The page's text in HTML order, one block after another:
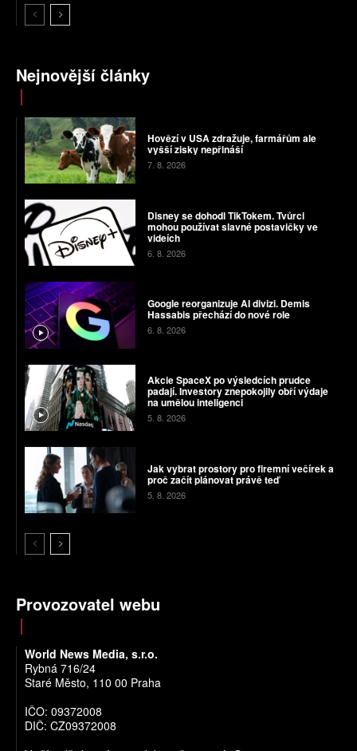
Nejnovější články
Hovězí v USA zdražuje, farmářům ale
vyšší zisky nepřináší
7. 8. 2026
Disney se dohodl TikTokem. Tvůrci
mohou používat slavné postavičky ve
videích
6. 8. 2026
Google reorganizuje AI divizi. Demis
Hassabis přechází do nové role
6. 8. 2026
Akcie SpaceX po výsledcích prudce
padají. Investory znepokojily obří výdaje
na umělou inteligenci
5. 8. 2026
Jak vybrat prostory pro firemní večírek a
proč začít plánovat právě teď
5. 8. 2026
Provozovatel webu
World News Media, s.r.o.
Rybná 716/24
Staré Město, 110 00 Praha
IČO: 09372008
DIČ: CZ09372008